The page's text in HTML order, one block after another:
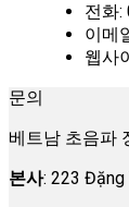
전화:
이메
웹사
문의
베트남 초음파
본사: 223 Đặng